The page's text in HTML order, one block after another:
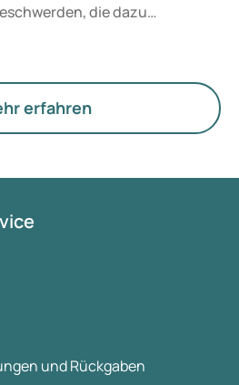
die dazu
ändert sich zunächst nichts.
und die Funktion der
erfahren
und Rückgaben